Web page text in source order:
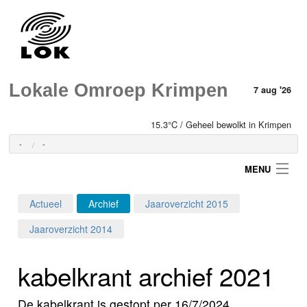
Lokale Omroep Krimpen 7 aug '26
15.3°C / Geheel bewolkt in Krimpen
- -
MENU
Programma's
Actueel Archief
Jaaroverzicht 2015
Jaaroverzicht 2014
kabelkrant archief 2021